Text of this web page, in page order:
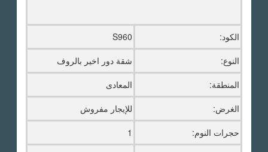
الكود:
S960
النوع:
شقة دور اخير بالروف
المنطقة:
المعادى
الغرض:
للإيجار مفروش
حجرات النوم:
1